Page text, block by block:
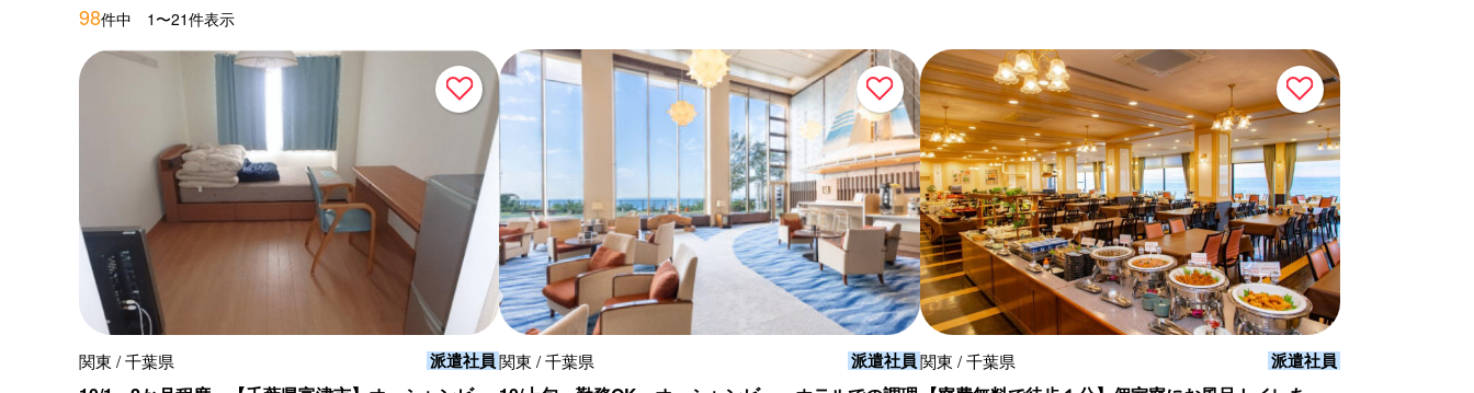
98件中 1〜21件表示
関東 / 千葉県 派遣社員関東 / 千葉県 派遣社員関東 / 千葉県 派遣社員